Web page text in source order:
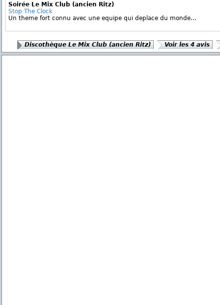
Soirée Le Mix Club (ancien Ritz)
Stop The Clock
Un theme fort connu avec une equipe qui deplace du monde...
Discothèque Le Mix Club (ancien Ritz) Voir les 4 avis